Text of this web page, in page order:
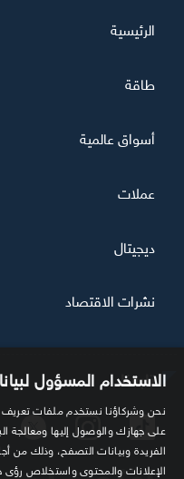
تابعنا
الرئيسية
طاقة
أسواق عالمية
عملات
ديجيتال
نشرات الاقتصاد
الاستخدام المسؤول
نحن وشركاؤنا نستخدم ملفات تعريف
الفريدة وبيانات التصفح، وذلك من
الإعلانات والمحتوى واستخلاص